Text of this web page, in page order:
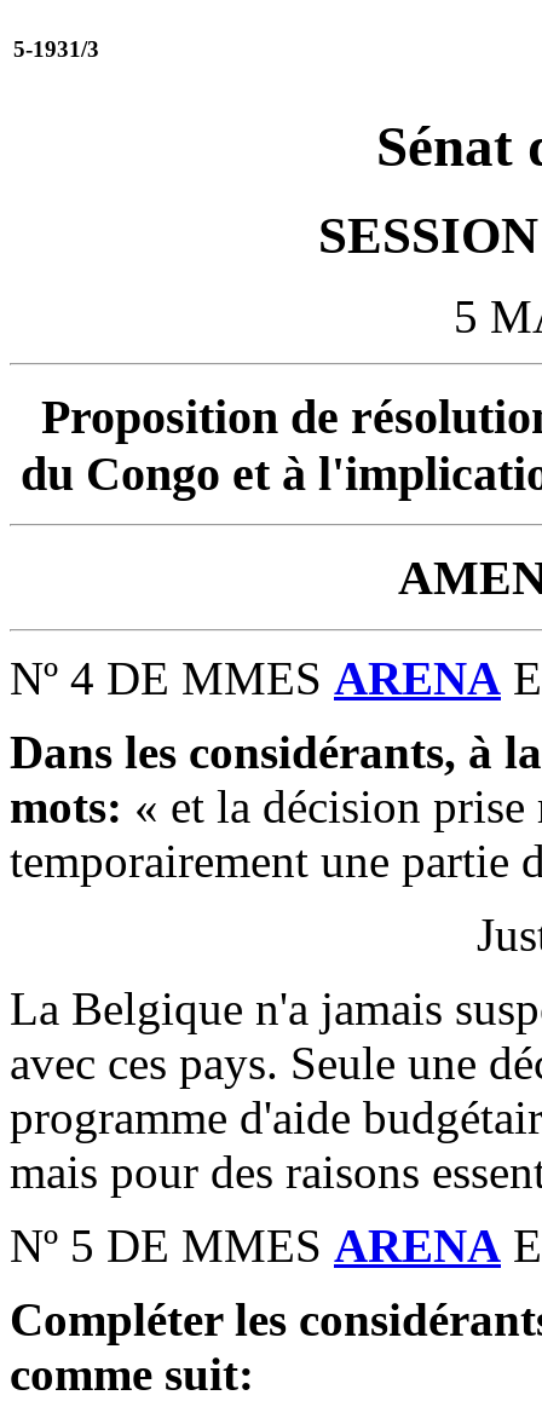
5-1931/3
Sénat
5
Proposition de
du Congo et à
Nº 4 DE MMES ARENA
Dans les considérants, à
mots: « et la décision prise
temporairement une partie
La Belgique n'a jamais
avec ces pays. Seule une
programme d'aide
mais pour des raisons
Nº 5 DE MMES ARENA
Compléter les
comme suit: